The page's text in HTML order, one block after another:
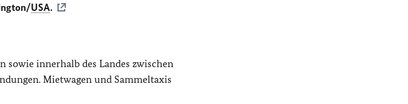
USA.
innerhalb des Landes zwischen
Mietwagen und Sammeltaxis